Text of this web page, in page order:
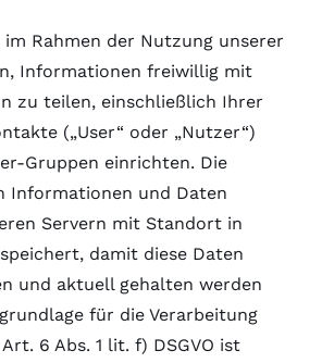
im Rahmen der Nutzung unserer
Informationen freiwillig mit
zu teilen, einschließlich Ihrer
(„User“ oder „Nutzer“)
Gruppen einrichten. Die
Informationen und Daten
Servern mit Standort in
damit diese Daten
und aktuell gehalten werden
für die Verarbeitung
6 Abs. 1 lit. f) DSGVO ist